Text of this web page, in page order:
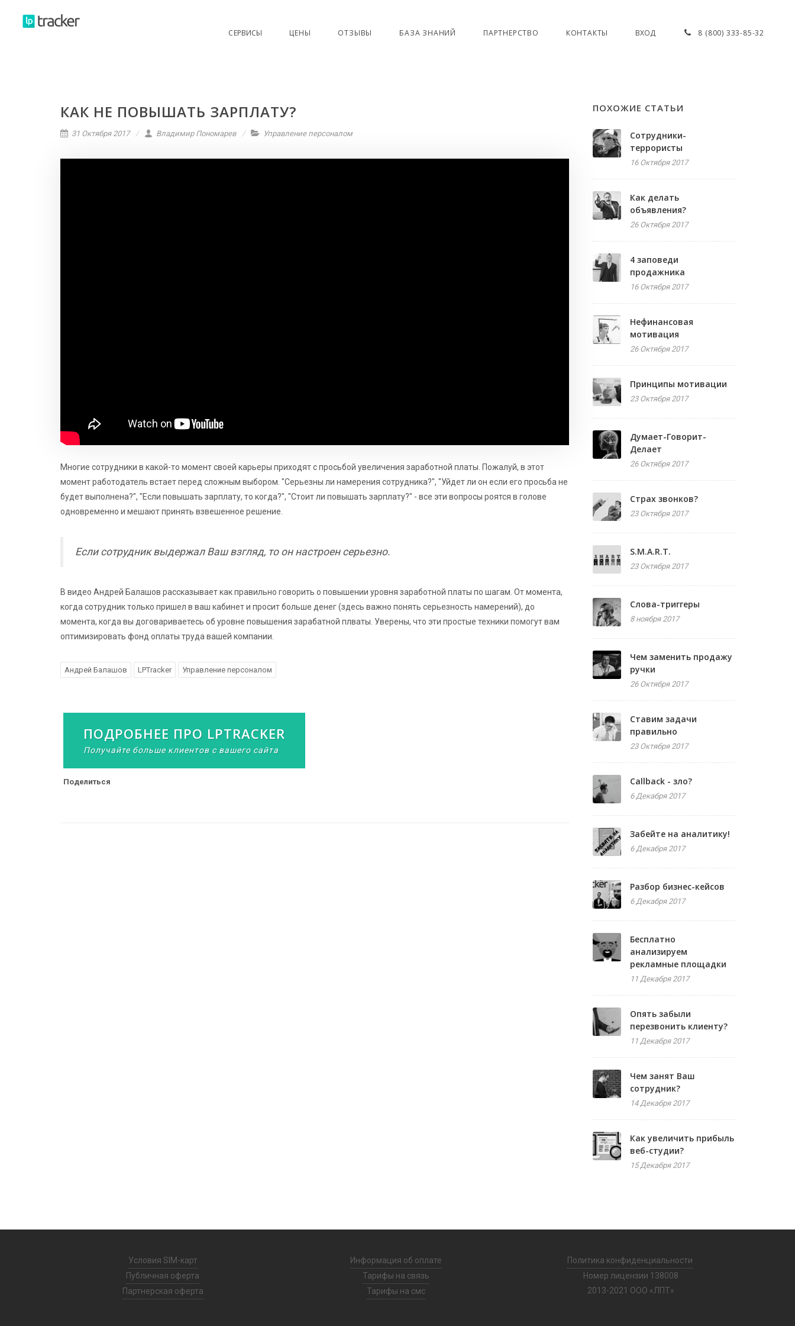
СЕРВИСЫ ЦЕНЫ ОТЗЫВЫ БАЗА ЗНАНИЙ ПАРТНЕРСТВО КОНТАКТЫ ВХОД 8 (800) 333-85-32
КАК НЕ ПОВЫШАТЬ ЗАРПЛАТУ?
31 Октября 2017 Владимир Пономарев Управление персоналом
Многие сотрудники в какой-то момент своей карьеры приходят с просьбой увеличения заработной платы. Пожалуй, в этот
момент работодатель встает перед сложным выбором. "Серьезны ли намерения сотрудника?", "Уйдет ли он если его просьба не
будет выполнена?", "Если повышать зарплату, то когда?", "Стоит ли повышать зарплату?" - все эти вопросы роятся в голове
одновременно и мешают принять взвешенное решение.
Если сотрудник выдержал Ваш взгляд, то он настроен серьезно.
В видео Андрей Балашов рассказывает как правильно говорить о повышении уровня заработной платы по шагам. От момента,
когда сотрудник только пришел в ваш кабинет и просит больше денег (здесь важно понять серьезность намерений), до
момента, когда вы договариваетесь об уровне повышения зарабатной плваты. Уверены, что эти простые техники помогут вам
оптимизировать фонд оплаты труда вашей компании.
Андрей Балашов LPTracker Управление персоналом
ПОДРОБНЕЕ ПРО LPTRACKER
Получайте больше клиентов с вашего сайта
Поделиться
ПОХОЖИЕ СТАТЬИ
Сотрудники-
террористы
16 Октября 2017
Как делать
объявления?
26 Октября 2017
4 заповеди
продажника
16 Октября 2017
Нефинансовая
мотивация
26 Октября 2017
Принципы мотивации
23 Октября 2017
Думает-Говорит-
Делает
26 Октября 2017
Страх звонков?
23 Октября 2017
S.M.A.R.T.
23 Октября 2017
Слова-триггеры
8 ноября 2017
Чем заменить продажу
ручки
26 Октября 2017
Ставим задачи
правильно
23 Октября 2017
Callback - зло?
6 Декабря 2017
Забейте на аналитику!
6 Декабря 2017
Разбор бизнес-кейсов
6 Декабря 2017
Бесплатно
анализируем
рекламные площадки
11 Декабря 2017
Опять забыли
перезвонить клиенту?
11 Декабря 2017
Чем занят Ваш
сотрудник?
14 Декабря 2017
Как увеличить прибыль
веб-студии?
15 Декабря 2017
Условия SIM-карт
Публичная оферта
Партнерская оферта
Информация об оплате
Тарифы на связь
Тарифы на смс
Политика конфиденциальности
Номер лицензии 138008
2013-2021 ООО «ЛПТ»